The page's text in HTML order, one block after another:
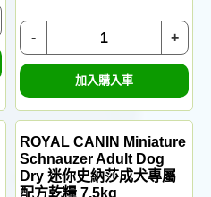
+
-
加入購入車
ROYAL CANIN Miniature
Schnauzer Adult Dog
Dry 迷你史納莎成犬專屬
配方乾糧 7.5kg